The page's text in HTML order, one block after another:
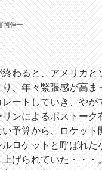
岡伸一
わると、アメリカ
、年々緊張感が高
ートしていき、や
ンによるポストー
予算から、ロケッ
ロケットと呼ばれ
げられていた・・